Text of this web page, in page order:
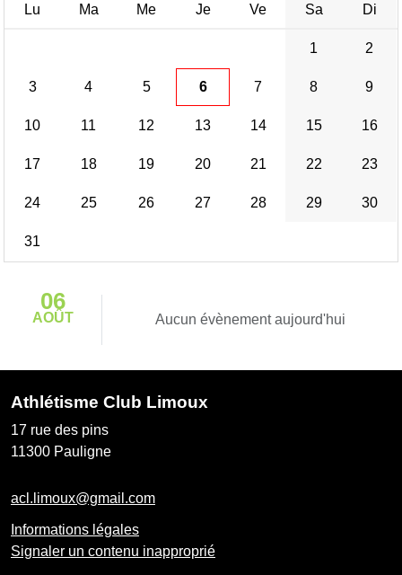
Lu Ma Me Je Ve Sa Di
1 2
3 4 5 6 7 8 9
10 11 12 13 14 15 16
17 18 19 20 21 22 23
24 25 26 27 28 29 30
31
06
AOÛT Aucun évènement aujourd'hui
Athlétisme Club Limoux
17 rue des pins
11300 Pauligne
acl.limoux@gmail.com
Informations légales
Signaler un contenu inapproprié